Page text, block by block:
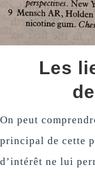
Les
On peut
principal de cette
d’intérêt ne lui